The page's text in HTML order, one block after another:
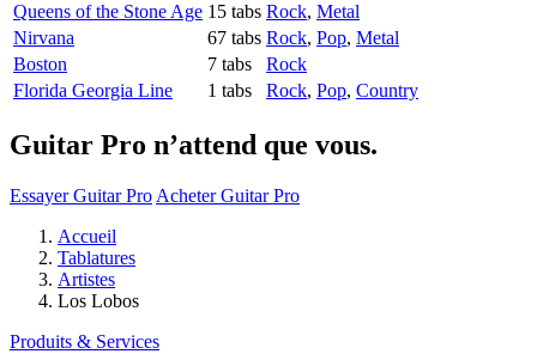
Queens of the Stone Age 15 tabs Rock, Metal
Nirvana
67 tabs Rock, Pop, Metal
Boston
7 tabs
Rock
Florida Georgia Line
1 tabs Rock, Pop, Country
Guitar Pro n’attend que vous.
Essayer Guitar Pro Acheter Guitar Pro
Accueil
Tablatures
Artistes
Los Lobos
Produits & Services